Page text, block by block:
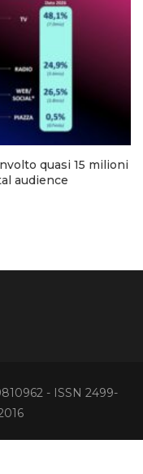
quasi 15 milioni
audience
- ISSN 2499-